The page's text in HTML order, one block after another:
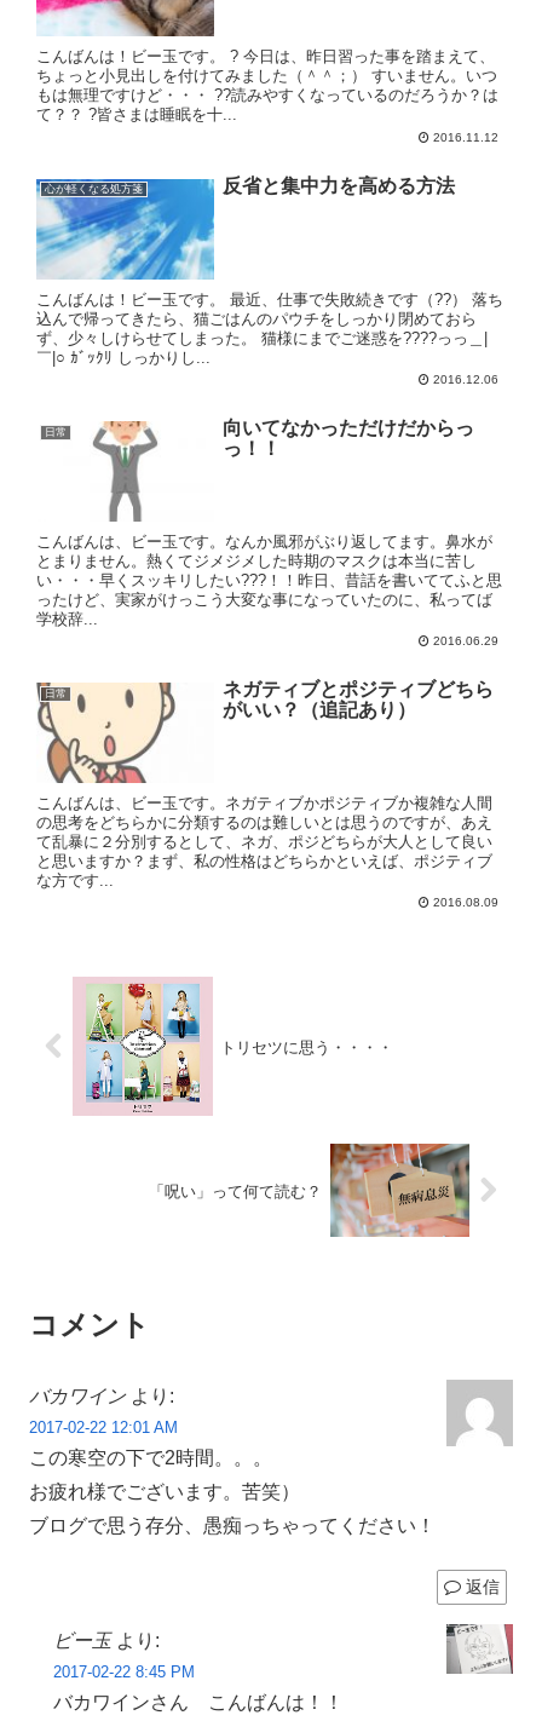
こんばんは！ビー玉です。 ? 今日は、昨日習った事を踏まえて、
ちょっと小見出しを付けてみました（＾＾；） すいません。いつ
もは無理ですけど・・・ ??読みやすくなっているのだろうか？は
て？？ ?皆さまは睡眠を十...
2016.11.12
心が軽くなる処方箋 反省と集中力を高める方法
こんばんは！ビー玉です。 最近、仕事で失敗続きです（??） 落ち
込んで帰ってきたら、猫ごはんのパウチをしっかり閉めておら
ず、少々しけらせてしまった。 猫様にまでご迷惑を????っっ＿|
￣|○ ｶﾞｯｸﾘ しっかりし...
2016.12.06
日常
向いてなかっただけだからっ
っ！！
こんばんは、ビー玉です。なんか風邪がぶり返してます。鼻水が
とまりません。熱くてジメジメした時期のマスクは本当に苦し
い・・・早くスッキリしたい???！！昨日、昔話を書いててふと思
ったけど、実家がけっこう大変な事になっていたのに、私ってば
学校辞...
2016.06.29
日常
ネガティブとポジティブどちら
がいい？（追記あり）
こんばんは、ビー玉です。ネガティブかポジティブか複雑な人間
の思考をどちらかに分類するのは難しいとは思うのですが、あえ
て乱暴に２分別するとして、ネガ、ポジどちらが大人として良い
と思いますか？まず、私の性格はどちらかといえば、ポジティブ
な方です...
2016.08.09
トリセツに思う・・・・
「呪い」って何て読む？
コメント
バカワイン より:
2017-02-22 12:01 AM
この寒空の下で2時間。。。
お疲れ様でございます。苦笑）
ブログで思う存分、愚痴っちゃってください！
返信
ビー玉 より:
2017-02-22 8:45 PM
バカワインさん こんばんは！！